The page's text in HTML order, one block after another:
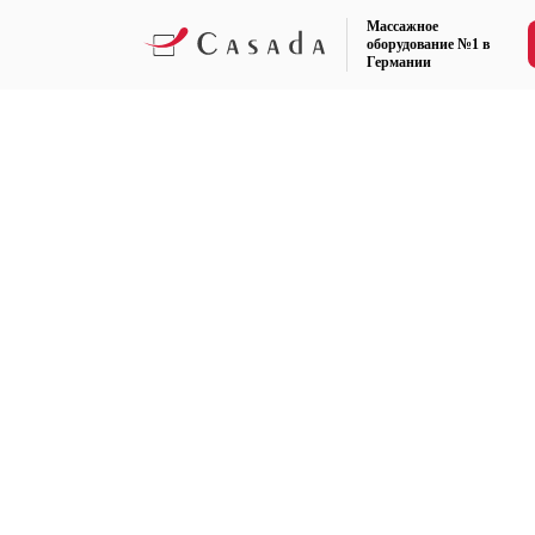
Массажное
оборудование №1 в
Германии